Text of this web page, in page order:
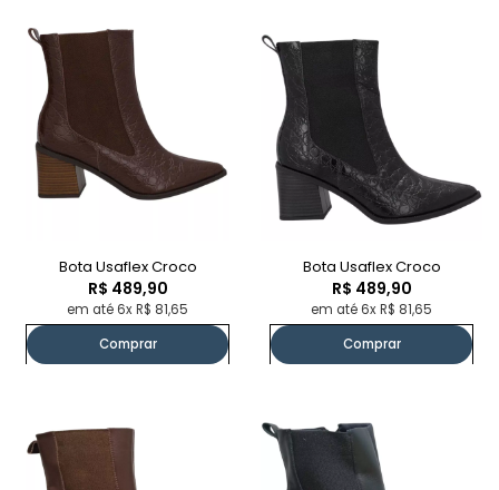
Bota Usaflex Croco
R$ 489,90
em até 6x R$ 81,65
Comprar
Bota Usaflex Croco
R$ 489,90
em até 6x R$ 81,65
Comprar